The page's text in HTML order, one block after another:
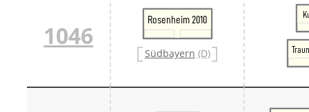
1046
Rosenheim 2010
Südbayern (D)